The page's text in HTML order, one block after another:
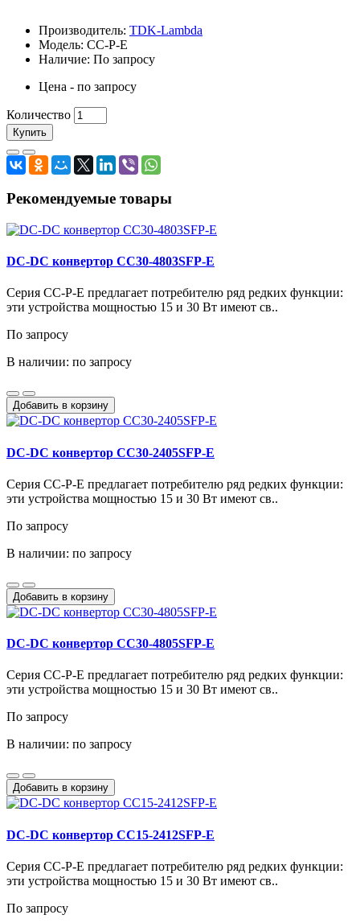
Производитель: TDK-Lambda
Модель: CC-P-E
Наличие: По запросу
Цена - по запросу
Количество
Купить
Рекомендуемые товары
DC-DC конвертор CC30-4803SFP-E
Серия CC-P-E предлагает потребителю ряд редких функции:
эти устройства мощностью 15 и 30 Вт имеют св..
По запросу
В наличии: по запросу
Добавить в корзину
DC-DC конвертор CC30-2405SFP-E
Серия CC-P-E предлагает потребителю ряд редких функции:
эти устройства мощностью 15 и 30 Вт имеют св..
По запросу
В наличии: по запросу
Добавить в корзину
DC-DC конвертор CC30-4805SFP-E
Серия CC-P-E предлагает потребителю ряд редких функции:
эти устройства мощностью 15 и 30 Вт имеют св..
По запросу
В наличии: по запросу
Добавить в корзину
DC-DC конвертор CC15-2412SFP-E
Серия CC-P-E предлагает потребителю ряд редких функции:
эти устройства мощностью 15 и 30 Вт имеют св..
По запросу